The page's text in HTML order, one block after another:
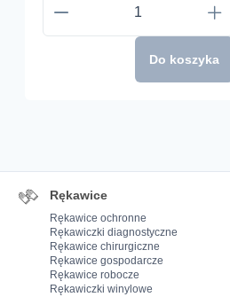
Do koszyka
Rękawice
Rękawice ochronne
Rękawiczki diagnostyczne
Rękawice chirurgiczne
Rękawice gospodarcze
Rękawice robocze
Rękawiczki winylowe